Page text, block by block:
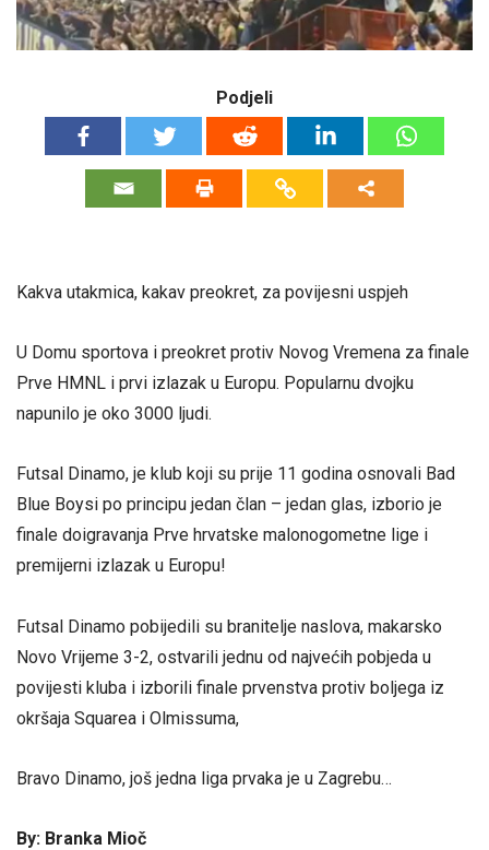
Podjeli
Kakva utakmica, kakav preokret, za povijesni uspjeh
U Domu sportova i preokret protiv Novog Vremena za finale
Prve HMNL i prvi izlazak u Europu. Popularnu dvojku
napunilo je oko 3000 ljudi.
Futsal Dinamo, je klub koji su prije 11 godina osnovali Bad
Blue Boysi po principu jedan član – jedan glas, izborio je
finale doigravanja Prve hrvatske malonogometne lige i
premijerni izlazak u Europu!
Futsal Dinamo pobijedili su branitelje naslova, makarsko
Novo Vrijeme 3-2, ostvarili jednu od najvećih pobjeda u
povijesti kluba i izborili finale prvenstva protiv boljega iz
okršaja Squarea i Olmissuma,
Bravo Dinamo, još jedna liga prvaka je u Zagrebu…
By: Branka Mioč